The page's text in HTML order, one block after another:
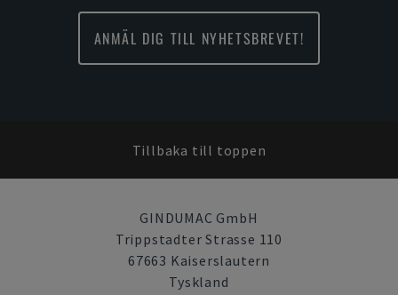
ANMÄL DIG TILL NYHETSBREVET!
Tillbaka till toppen
GINDUMAC GmbH
Trippstadter Strasse 110
67663 Kaiserslautern
Tyskland